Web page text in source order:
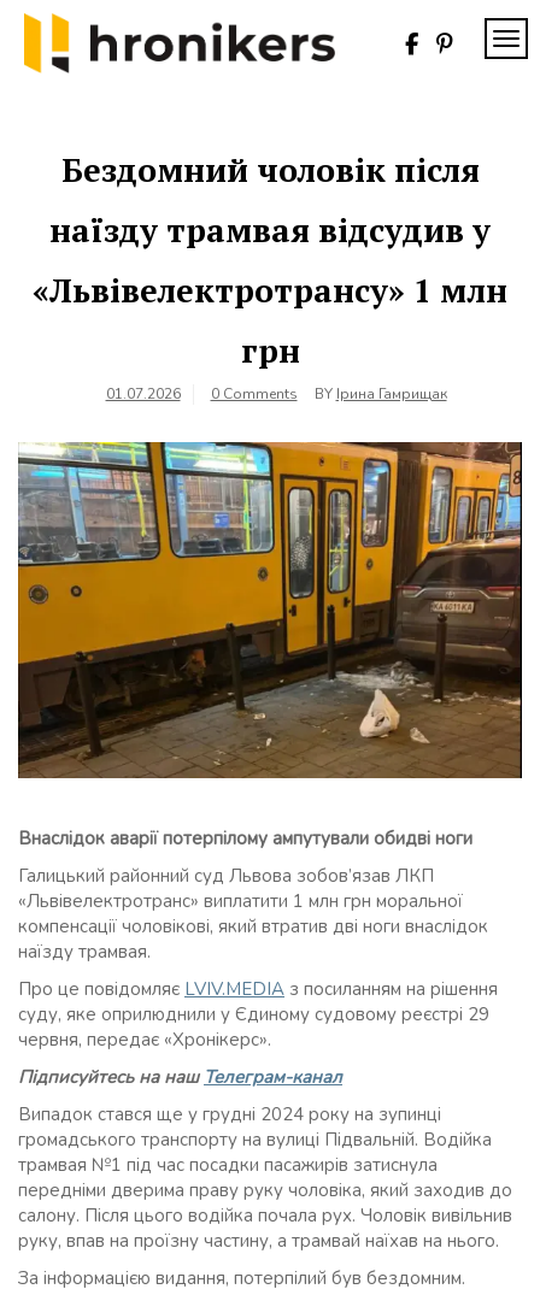
Skip
content
Бездомний чоловік після
наїзду трамвая відсудив у
«Львівелектротрансу» 1 млн
грн
01.07.2026 0 Comments BY Ірина Гамрищак
Внаслідок аварії потерпілому ампутували обидві ноги
Галицький районний суд Львова зобов’язав ЛКП
«Львівелектротранс» виплатити 1 млн грн моральної
компенсації чоловікові, який втратив дві ноги внаслідок
наїзду трамвая.
Про це повідомляє LVIV.MEDIA з посиланням на рішення
суду, яке оприлюднили у Єдиному судовому реєстрі 29
червня, передає «Хронікерс».
Підписуйтесь на наш Телеграм-канал
Випадок стався ще у грудні 2024 року на зупинці
громадського транспорту на вулиці Підвальній. Водійка
трамвая №1 під час посадки пасажирів затиснула
передніми дверима праву руку чоловіка, який заходив до
салону. Після цього водійка почала рух. Чоловік вивільнив
руку, впав на проїзну частину, а трамвай наїхав на нього.
За інформацією видання, потерпілий був бездомним.